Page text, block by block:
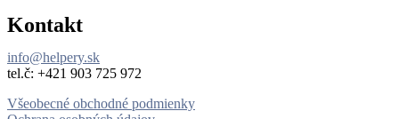
Kontakt
info@helpery.sk
tel.č: ‪+421 903 725 972
Všeobecné obchodné podmienky